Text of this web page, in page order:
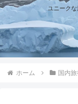
ユニーク
ホーム 国内